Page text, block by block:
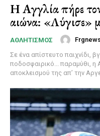
Η Αγγλία πήρε
αιώνα: «Λύγισε»
ΑΘΛΗΤΙΣΜΌΣ
Σε ένα απίστευτο παιχνίδι,
ποδοσφαιρικό... παραμύθι, η
αποκλεισμού της απ’ την